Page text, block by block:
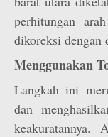
perhitungan
dikoreksi dengan
Menggunakan
Langkah ini
dan
keakuratannya.